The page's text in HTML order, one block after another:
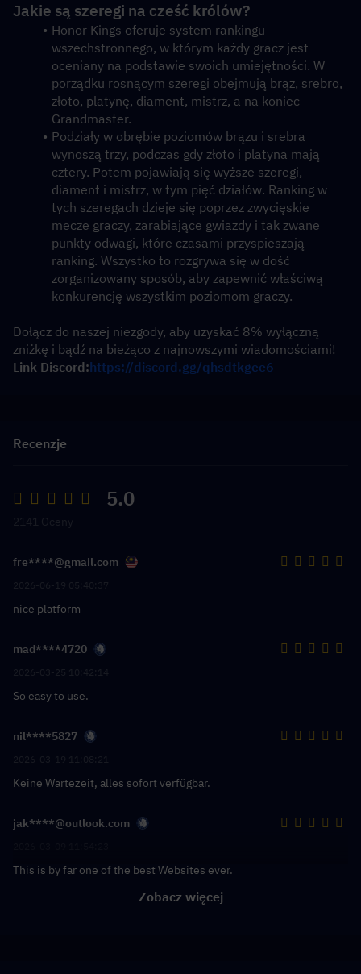
Jakie są szeregi na cześć królów?
Honor Kings oferuje system rankingu
wszechstronnego, w którym każdy gracz jest
oceniany na podstawie swoich umiejętności. W
porządku rosnącym szeregi obejmują brąz, srebro,
złoto, platynę, diament, mistrz, a na koniec
Grandmaster.
Podziały w obrębie poziomów brązu i srebra
wynoszą trzy, podczas gdy złoto i platyna mają
cztery. Potem pojawiają się wyższe szeregi,
diament i mistrz, w tym pięć działów. Ranking w
tych szeregach dzieje się poprzez zwycięskie
mecze graczy, zarabiające gwiazdy i tak zwane
punkty odwagi, które czasami przyspieszają
ranking. Wszystko to rozgrywa się w dość
zorganizowany sposób, aby zapewnić właściwą
konkurencję wszystkim poziomom graczy.
Dołącz do naszej niezgody, aby uzyskać 8% wyłączną
zniżkę i bądź na bieżąco z najnowszymi wiadomościami!
Link Discord:https://discord.gg/qhsdtkgee6
Recenzje
5.0
fre****@gmail.com
nice platform
mad****4720
So easy to use.
nil****5827
Keine Wartezeit, alles sofort verfügbar.
jak****@outlook.com
This is by far one of the best Websites ever.
Zobacz więcej